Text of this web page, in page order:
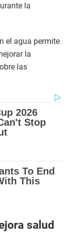
la
el agua permite
la
las
salud